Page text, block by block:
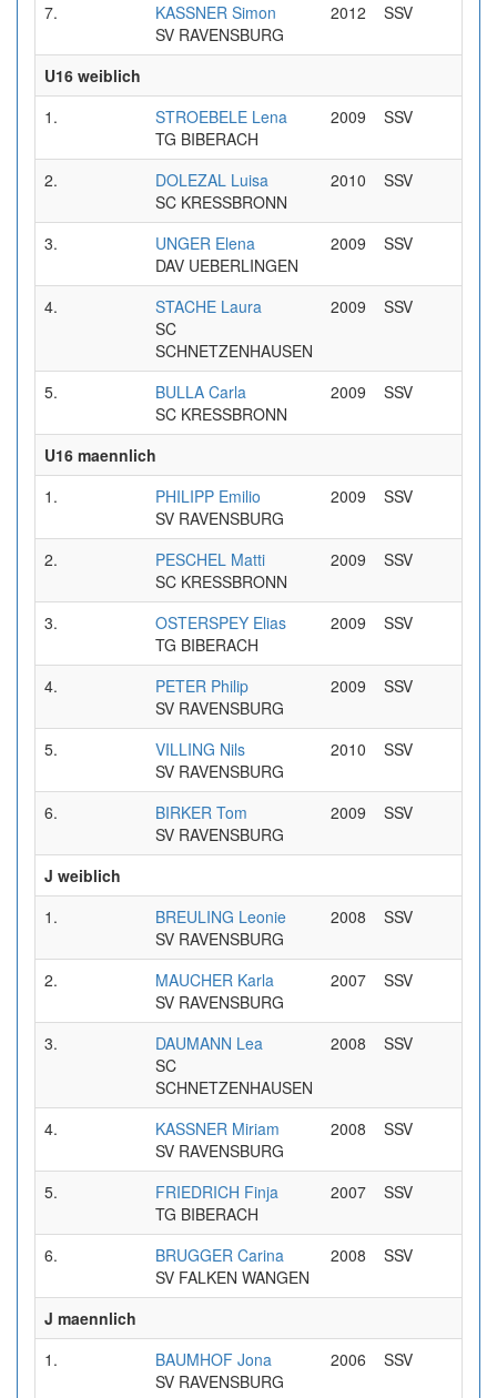
7.
KASSNER Simon
SV RAVENSBURG
2012 SSV
U16 weiblich
1.
STROEBELE Lena
TG BIBERACH
2009 SSV
2.
DOLEZAL Luisa
SC KRESSBRONN
2010 SSV
3.
UNGER Elena
DAV UEBERLINGEN
2009 SSV
4.
STACHE Laura
SC
SCHNETZENHAUSEN
2009 SSV
5.
BULLA Carla
SC KRESSBRONN
2009 SSV
U16 maennlich
1.
PHILIPP Emilio
SV RAVENSBURG
2009 SSV
2.
PESCHEL Matti
SC KRESSBRONN
2009 SSV
3.
OSTERSPEY Elias
TG BIBERACH
2009 SSV
4.
PETER Philip
SV RAVENSBURG
2009 SSV
5.
VILLING Nils
SV RAVENSBURG
2010 SSV
6.
BIRKER Tom
SV RAVENSBURG
2009 SSV
J weiblich
1.
BREULING Leonie
SV RAVENSBURG
2008 SSV
2.
MAUCHER Karla
SV RAVENSBURG
2007 SSV
3.
DAUMANN Lea
SC
SCHNETZENHAUSEN
2008 SSV
4.
KASSNER Miriam
SV RAVENSBURG
2008 SSV
5.
FRIEDRICH Finja
TG BIBERACH
2007 SSV
6.
BRUGGER Carina
SV FALKEN WANGEN
2008 SSV
J maennlich
1.
BAUMHOF Jona
SV RAVENSBURG
2006 SSV